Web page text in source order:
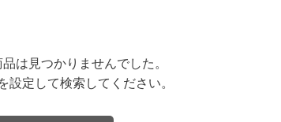
は見つかりませんでした。
設定して検索してください。